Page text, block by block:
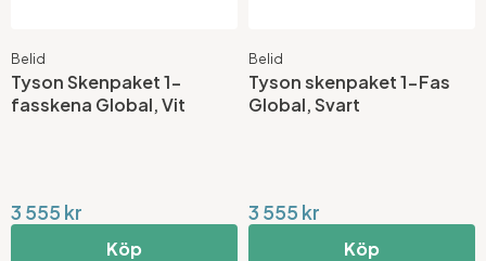
Belid
Tyson Skenpaket 1-
fasskena Global, Vit
3 555 kr
Köp
Belid
Tyson skenpaket 1-Fas
Global, Svart
3 555 kr
Köp